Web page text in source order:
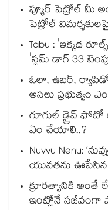
ప్యూర్ పెట్రోల్ మీ
పెట్రోల్
Tabu : 'ఇక్కడ
'స్లమ్ డాగ్ 33
ఓలా, ఉబర్, ర్యాపిడో
అసలు ప్రభుత్వం
గూగుల్ డ్రైవ్ ఫోటో
ఏం చేయాలి..?
Nuvvu Nenu:
యువతను ఊపేసిన
క్రూరత్వానికి అంతే
ఇంట్లోనే సజీవంగా